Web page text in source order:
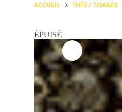
ACCUEIL THÉS / TISANES
ÉPUISÉ